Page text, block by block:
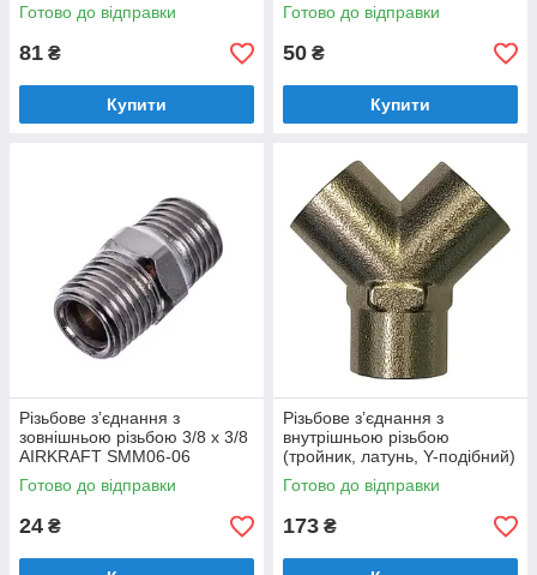
Готово до відправки
81 ₴
Купити
Готово до відправки
50 ₴
Купити
Різьбове з’єднання з
зовнішньою різьбою 3/8 x 3/8
AIRKRAFT SMM06-06
Готово до відправки
24 ₴
Різьбове з’єднання з
внутрішньою різьбою
(тройник, латунь, Y-подібний)
1/2 AIRKRAFT SP030-3
Готово до відправки
173 ₴